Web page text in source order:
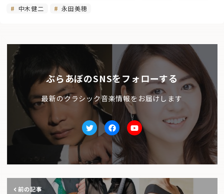
中木健二
永田美穂
ぶらあぼのSNSをフォローする
最新のクラシック音楽情報をお届けします
TwitterfacebookYoutube
前の記事